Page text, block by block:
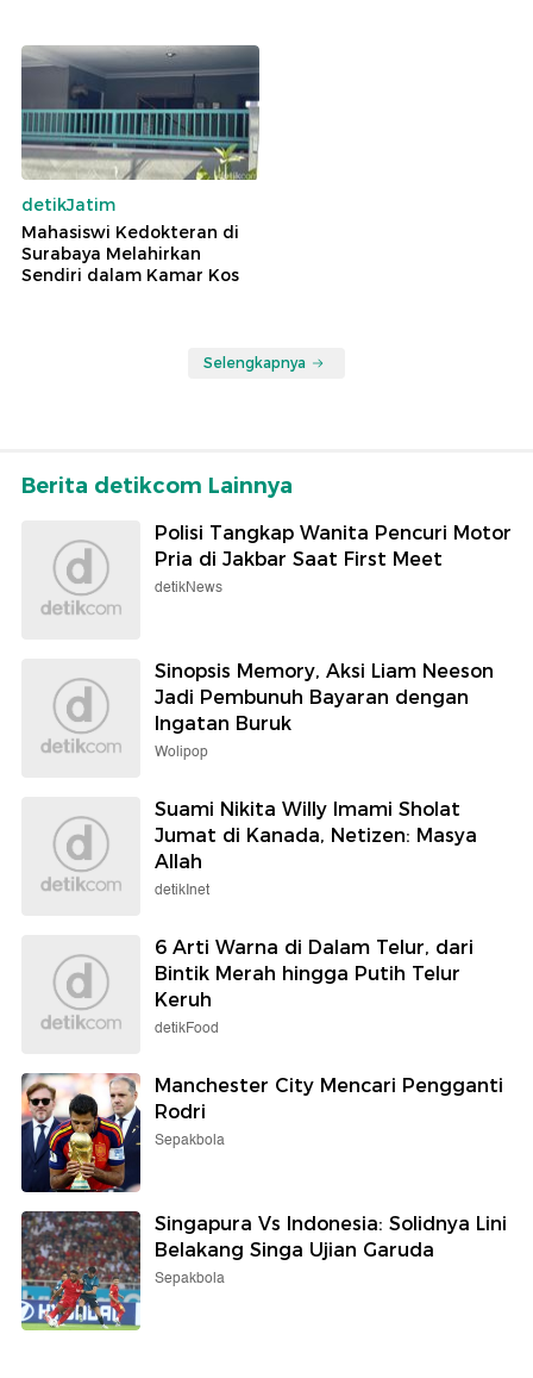
detikJatim
Mahasiswi Kedokteran di
Surabaya Melahirkan
Sendiri dalam Kamar Kos
Selengkapnya
Berita detikcom Lainnya
Polisi Tangkap Wanita Pencuri Motor
Pria di Jakbar Saat First Meet
detikNews
Sinopsis Memory, Aksi Liam Neeson
Jadi Pembunuh Bayaran dengan
Ingatan Buruk
Wolipop
Suami Nikita Willy Imami Sholat
Jumat di Kanada, Netizen: Masya
Allah
detikInet
6 Arti Warna di Dalam Telur, dari
Bintik Merah hingga Putih Telur
Keruh
detikFood
Manchester City Mencari Pengganti
Rodri
Sepakbola
Singapura Vs Indonesia: Solidnya Lini
Belakang Singa Ujian Garuda
Sepakbola